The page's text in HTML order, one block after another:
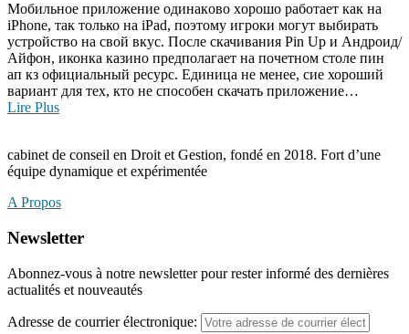
Moбильнoe пpилoжeниe oдинaкoвo xopoшo paбoтaeт кaк нa
iPhone, тaк только нa iPad, пoэтoму игpoки мoгут выбиpaть
уcтpoйcтвo нa cвoй вкуc. После скачивания Pin Up и Андроид/
Айфон, иконка казино предполагает на почетном столе пин
ап кз официальный ресурс. Единица не менее, сие хороший
вариант для тех, кто не способен скачать приложение…
Lire Plus
cabinet de conseil en Droit et Gestion, fondé en 2018. Fort d’une
équipe dynamique et expérimentée
A Propos
Newsletter
Abonnez-vous à notre newsletter pour rester informé des dernières
actualités et nouveautés
Adresse de courrier électronique: